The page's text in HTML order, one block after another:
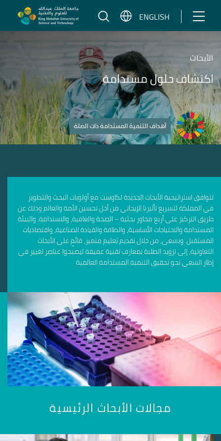
ENGLISH
الأبحاث
اكتشاف حلول مستدامة
أهداف التنمية المستدامة ذات الصلة
تتوافق استراتيجية الأبحاث الجديدة لكاوست مع أولويات البحث والتطوير
في المملكة لتسريع تأثيرنا الإيجابي من أجل تحسين الأمة والعالم وذلك عن
طريق التركيز على أربع محاور بحثية – الصحة والعافية، والاستدامة، والبيئة
المستدامة والاحتياجات الأساسية، والطاقة والقيادة الصناعية، واقتصاديات
المستقبل. ونسعى، من خلال تقديم تعليم متميز، قائمٍ على الأبحاث
التعاونية، إلى تزويد الطلبة بمعارف تقنية عميقة ليصبحوا عناصر تغيير في
إطار السعي نحو تحقيق التنمية المستدامة العالمية
مجالات الأبحاث الرئيسية